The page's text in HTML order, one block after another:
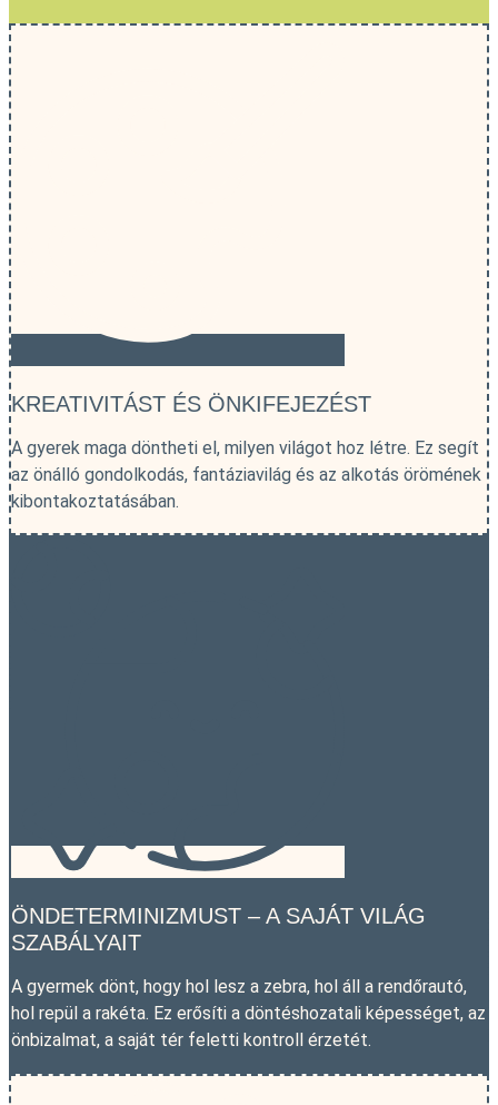
KREATIVITÁST ÉS ÖNKIFEJEZÉST
A gyerek maga döntheti el, milyen világot hoz létre. Ez segít
az önálló gondolkodás, fantáziavilág és az alkotás örömének
kibontakoztatásában.
ÖNDETERMINIZMUST – A SAJÁT VILÁG
SZABÁLYAIT
A gyermek dönt, hogy hol lesz a zebra, hol áll a rendőrautó,
hol repül a rakéta. Ez erősíti a döntéshozatali képességet, az
önbizalmat, a saját tér feletti kontroll érzetét.